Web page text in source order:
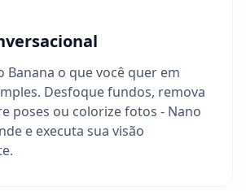
Banana o que você quer em
Desfoque fundos, remova
poses ou colorize fotos - Nano
e executa sua visão